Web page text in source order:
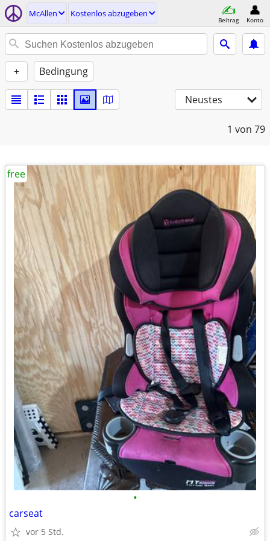
McAllen Kostenlos abzugeben
Beitrag Konto
+ Bedingung
Neustes
1 von 79
•
carseat
vor 5 Std.
free